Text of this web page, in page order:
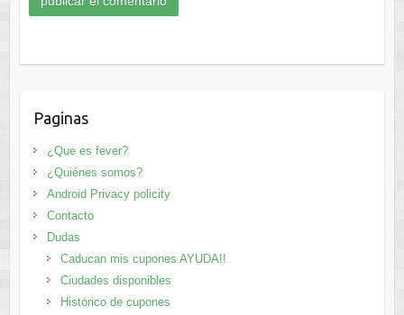
Paginas
¿Que es fever?
¿Quiénes somos?
Android Privacy policity
Contacto
Dudas
Caducan mis cupones AYUDA!!
Ciudades disponibles
Histórico de cupones